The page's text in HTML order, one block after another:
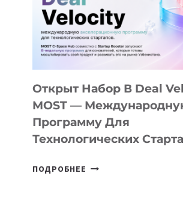
YOUTH
CAMP
ДАЛ
30
ПОДРОСТКАМ
БИЛЕТ
В
Открыт Набор В Deal
MOST —
Программу Для
Технологических
ПОДРОБНЕЕ ОТКРЫТ